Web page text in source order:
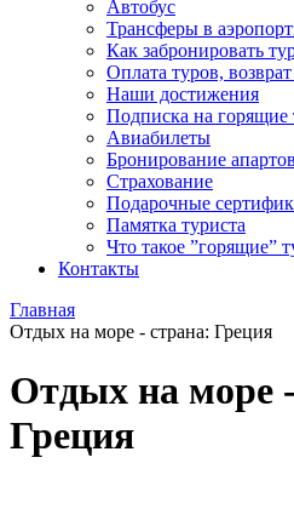
Автобус
Трансферы в
Как забронировать
Оплата туров,
Наши достижения
Подписка на горящие
Авиабилеты
Бронирование
Страхование
Подарочные
Памятка туриста
Что такое ”горящие”
Контакты
Главная
Отдых на море - страна: Греция
Отдых на море
Греция